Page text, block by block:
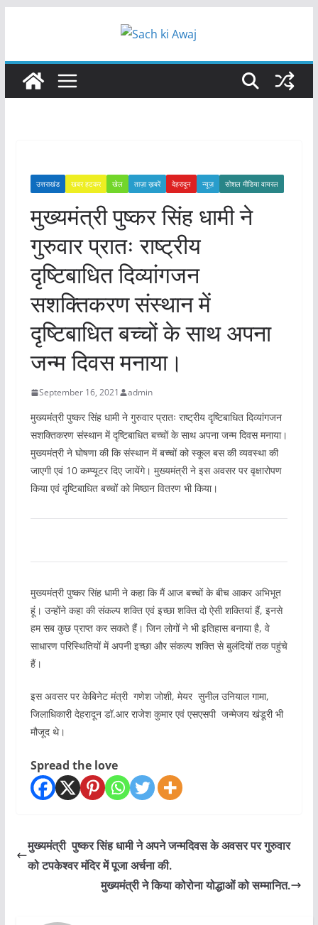
उत्तराखंड खबर हटकर खेल ताज़ा ख़बरें देहरादून न्यूज़ सोशल मीडिया वायरल
मुख्यमंत्री पुष्कर सिंह धामी ने
गुरुवार प्रातः राष्ट्रीय
दृष्टिबाधित दिव्यांगजन
सशक्तिकरण संस्थान में
दृष्टिबाधित बच्चों के साथ अपना
जन्म दिवस मनाया।
September 16, 2021 admin
मुख्यमंत्री पुष्कर सिंह धामी ने गुरुवार प्रातः राष्ट्रीय दृष्टिबाधित दिव्यांगजन
सशक्तिकरण संस्थान में दृष्टिबाधित बच्चों के साथ अपना जन्म दिवस मनाया।
मुख्यमंत्री ने घोषणा की कि संस्थान में बच्चों को स्कूल बस की व्यवस्था की
जाएगी एवं 10 कम्प्यूटर दिए जायेंगे। मुख्यमंत्री ने इस अवसर पर वृक्षारोपण
किया एवं दृष्टिबाधित बच्चों को मिष्ठान वितरण भी किया।
मुख्यमंत्री पुष्कर सिंह धामी ने कहा कि मैं आज बच्चों के बीच आकर अभिभूत
हूं। उन्होंने कहा की संकल्प शक्ति एवं इच्छा शक्ति दो ऐसी शक्तियां हैं, इनसे
हम सब कुछ प्राप्त कर सकते हैं। जिन लोगों ने भी इतिहास बनाया है, वे
साधारण परिस्थितियों में अपनी इच्छा और संकल्प शक्ति से बुलंदियों तक पहुंचे
हैं।
इस अवसर पर केबिनेट मंत्री गणेश जोशी, मेयर सुनील उनियाल गामा,
जिलाधिकारी देहरादून डॉ.आर राजेश कुमार एवं एसएसपी जन्मेजय खंडूरी भी
मौजूद थे।
Spread the love
मुख्यमंत्री पुष्कर सिंह धामी ने अपने जन्मदिवस के अवसर पर गुरुवार
को टपकेश्वर मंदिर में पूजा अर्चना की.
मुख्यमंत्री ने किया कोरोना योद्धाओं को सम्मानित.